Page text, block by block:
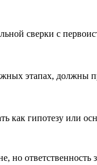
сверки с
этапах, должны
как гипотезу или
но ответственность